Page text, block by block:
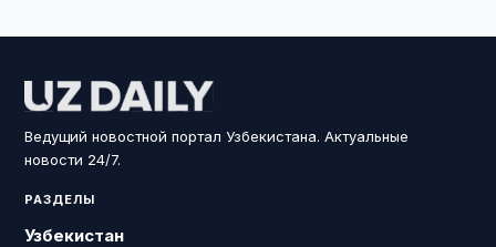
Ведущий новостной портал Узбекистана. Актуальные
новости 24/7.
РАЗДЕЛЫ
Узбекистан